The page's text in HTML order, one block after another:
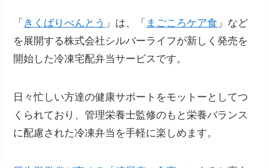
「 きくばりべんとう 」は、「 まごころケア食 」など
を展開する株式会社シルバーライフが新しく発売を
開始した冷凍宅配弁当サービスです。
日々忙しい方達の健康サポートをモットーとしてつ
くられており、管理栄養士監修のもと栄養バランス
に配慮された冷凍弁当を手軽に楽しめます。